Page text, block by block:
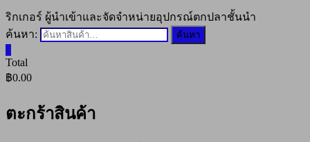
ริกเกอร์ ผู้นำเข้าและจัดจำหน่ายอุปกรณ์ตกปลาชั้นนำ
ค้นหา:
ค้นหา
Total
฿0.00
ตะกร้าสินค้า